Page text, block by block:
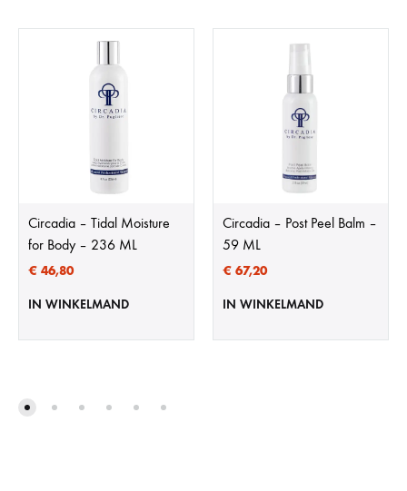
Circadia – Tidal Moisture
for Body – 236 ML
€ 46,80
IN WINKELMAND
Circadia – Post Peel Balm –
59 ML
€ 67,20
IN WINKELMAND